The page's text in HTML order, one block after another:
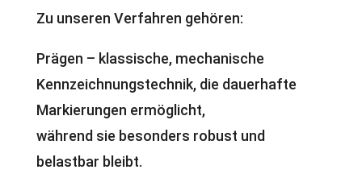
Zu unseren Verfahren gehören:
Prägen – klassische, mechanische
Kennzeichnungstechnik, die dauerhafte
Markierungen ermöglicht,
während sie besonders robust und
belastbar bleibt.